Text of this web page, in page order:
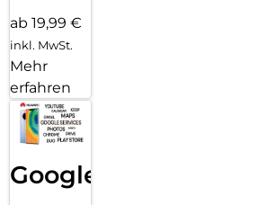
ab 19,99 €
inkl. MwSt.
Mehr
erfahren
Google